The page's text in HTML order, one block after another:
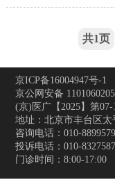
发其他的一些疾病，给
共1页
京ICP备16004947号-1
京公网安备
(京)医广【2025】第07-
地址：北京市丰台区太
咨询电话：010-
投诉电话：010-
门诊时间：8:00-17:00